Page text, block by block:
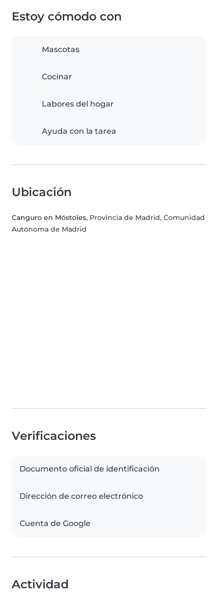
Estoy cómodo con
Mascotas
Cocinar
Labores del hogar
Ayuda con la tarea
Ubicación
Canguro en Móstoles, Provincia de Madrid, Comunidad
Autónoma de Madrid
Verificaciones
Documento oficial de identificación
Dirección de correo electrónico
Cuenta de Google
Actividad